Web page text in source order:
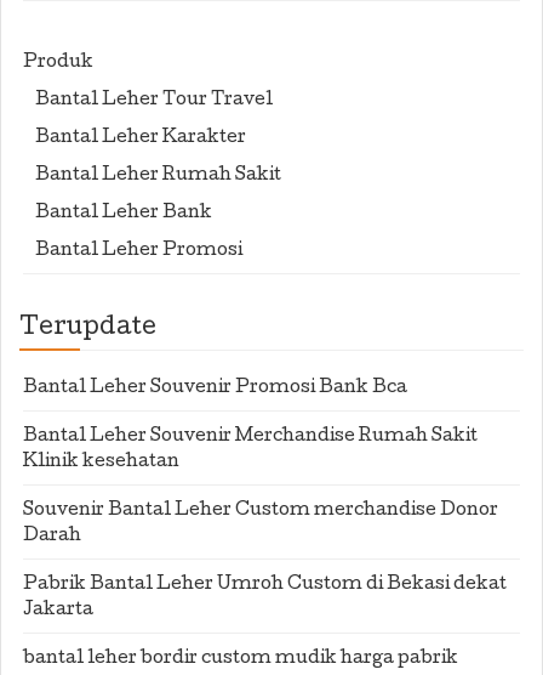
Produk
Bantal Leher Tour Travel
Bantal Leher Karakter
Bantal Leher Rumah Sakit
Bantal Leher Bank
Bantal Leher Promosi
Terupdate
Bantal Leher Souvenir Promosi Bank Bca
Bantal Leher Souvenir Merchandise Rumah Sakit
Klinik kesehatan
Souvenir Bantal Leher Custom merchandise Donor
Darah
Pabrik Bantal Leher Umroh Custom di Bekasi dekat
Jakarta
bantal leher bordir custom mudik harga pabrik